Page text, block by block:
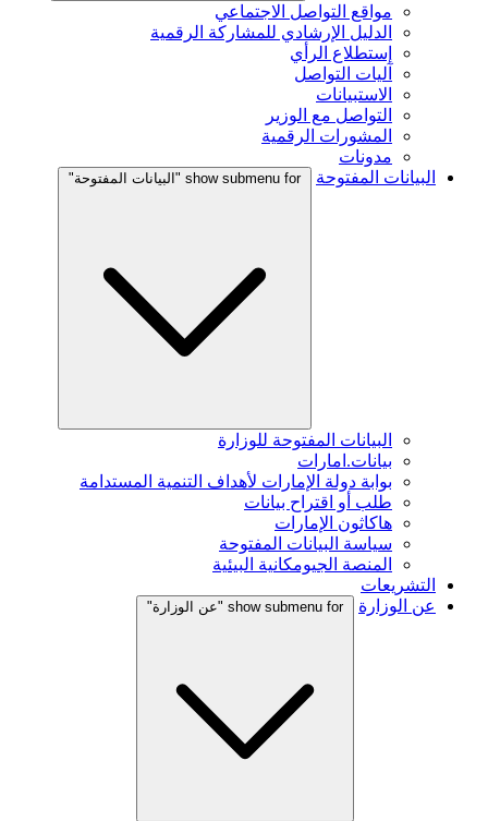
مواقع التواصل الاجتماعي
الدليل الإرشادي للمشاركة الرقمية
إستطلاع الرأي
آليات التواصل
الاستبيانات
التواصل مع الوزير
المشورات الرقمية
مدونات
البيانات المفتوحة
show submenu for "البيانات المفتوحة"
البيانات المفتوحة للوزارة
بيانات.امارات
بوابة دولة الإمارات لأهداف التنمية المستدامة
طلب أو اقتراح بيانات
هاكاثون الإمارات
سياسة البيانات المفتوحة
المنصة الجيومكانية البيئية
التشريعات
عن الوزارة
show submenu for "عن الوزارة"